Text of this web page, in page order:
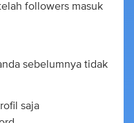
followers masuk
sebelumnya tidak
saja